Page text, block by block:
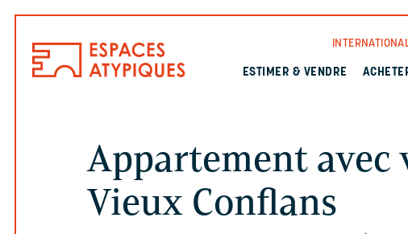
ESTIMER & VENDRE
Appartement avec
Vieux Conflans